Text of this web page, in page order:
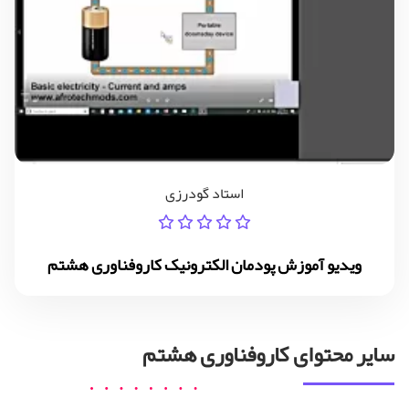
استاد گودرزی
ویدیو آموزش پودمان الکترونیک کاروفناوری هشتم
سایر محتوای کاروفناوری هشتم